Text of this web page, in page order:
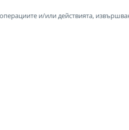
и/или действията,